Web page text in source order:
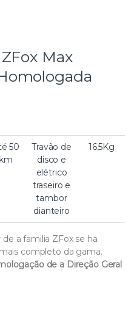
Max
50
km
Travão de
disco e
elétrico
traseiro e
tambor
dianteiro
16,5Kg
a familia ZFox se ha
completo da gama.
de a Direção Geral